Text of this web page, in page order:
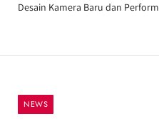
Desain Kamera Baru dan
NEWS